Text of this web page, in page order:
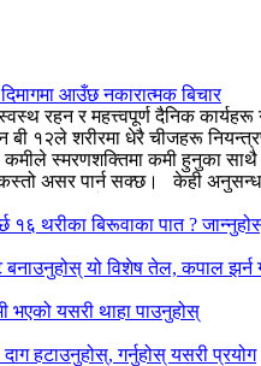
आउँछ नकारात्मक बिचार
रहन र महत्त्वपूर्ण दैनिक कार्यहरू
बी १२ले शरीरमा धेरै चीजहरू
स्मरणशक्तिमा कमी हुनुका साथै
असर पार्न सक्छ।
केही
कमीका कारण मांसपेशी दुख्ने
बी १२ पाइन्छ।
भिटामिन बि १२
१६ थरीका बिरूवाका पात ?
यो विशेष तेल, कपाल झर्न
भएको यसरी थाहा पाउनुहोस्
हटाउनुहोस्, गर्नुहोस् यसरी प्रयोग